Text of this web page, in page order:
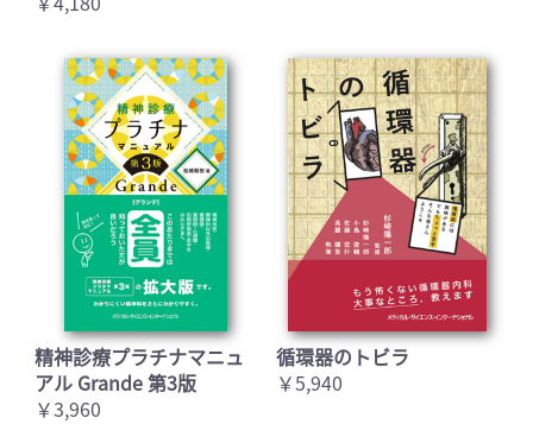
精神診療プラチナマニュ
アル Grande 第3版
￥3,960
循環器のトビラ
￥5,940